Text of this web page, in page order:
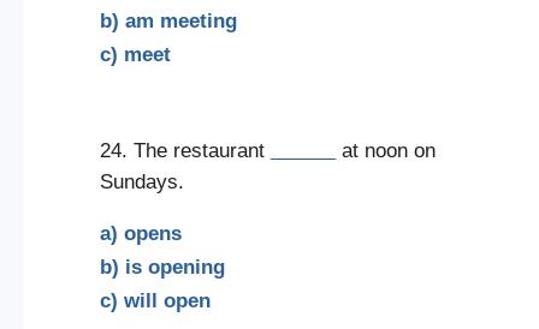
b) am meeting
c) meet
24. The restaurant
at noon on
Sundays.
a) opens
b) is opening
c) will open